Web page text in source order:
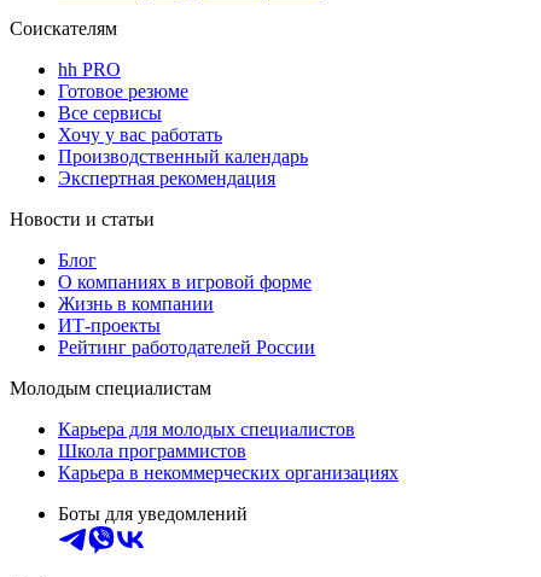
Соискателям
hh PRO
Готовое резюме
Все сервисы
Хочу у вас работать
Производственный календарь
Экспертная рекомендация
Новости и статьи
Блог
О компаниях в игровой форме
Жизнь в компании
ИТ-проекты
Рейтинг работодателей России
Молодым специалистам
Карьера для молодых специалистов
Школа программистов
Карьера в некоммерческих организациях
Боты для уведомлений